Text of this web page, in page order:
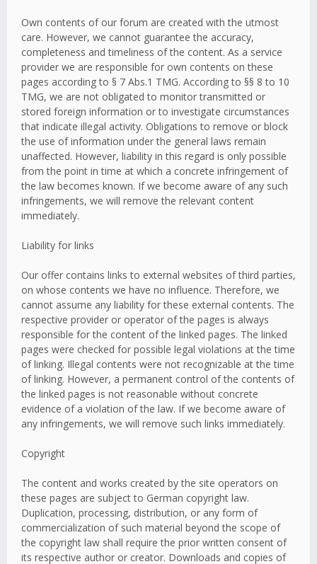
Own contents of our forum are created with the utmost
care. However, we cannot guarantee the accuracy,
completeness and timeliness of the content. As a service
provider we are responsible for own contents on these
pages according to § 7 Abs.1 TMG. According to §§ 8 to 10
TMG, we are not obligated to monitor transmitted or
stored foreign information or to investigate circumstances
that indicate illegal activity. Obligations to remove or block
the use of information under the general laws remain
unaffected. However, liability in this regard is only possible
from the point in time at which a concrete infringement of
the law becomes known. If we become aware of any such
infringements, we will remove the relevant content
immediately.
Liability for links
Our offer contains links to external websites of third parties,
on whose contents we have no influence. Therefore, we
cannot assume any liability for these external contents. The
respective provider or operator of the pages is always
responsible for the content of the linked pages. The linked
pages were checked for possible legal violations at the time
of linking. Illegal contents were not recognizable at the time
of linking. However, a permanent control of the contents of
the linked pages is not reasonable without concrete
evidence of a violation of the law. If we become aware of
any infringements, we will remove such links immediately.
Copyright
The content and works created by the site operators on
these pages are subject to German copyright law.
Duplication, processing, distribution, or any form of
commercialization of such material beyond the scope of
the copyright law shall require the prior written consent of
its respective author or creator. Downloads and copies of